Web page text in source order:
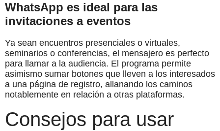
WhatsApp es ideal para las
invitaciones a eventos
Ya sean encuentros presenciales o virtuales,
seminarios o conferencias, el mensajero es perfecto
para llamar a la audiencia. El programa permite
asimismo sumar botones que lleven a los interesados
a una página de registro, allanando los caminos
notablemente en relación a otras plataformas.
Consejos para usar